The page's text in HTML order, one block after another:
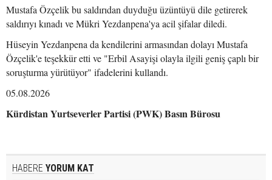
Mustafa Özçelik bu saldırıdan duyduğu üzüntüyü dile getirerek
saldırıyı kınadı ve Mükri Yezdanpena'ya acil şifalar diledi.
Hüseyin Yezdanpena da kendilerini armasından dolayı Mustafa
Özçelik'e teşekkür etti ve "Erbil Asayişi olayla ilgili geniş çaplı bir
soruşturma yürütüyor" ifadelerini kullandı.
05.08.2026
Kürdistan Yurtseverler Partisi (PWK) Basın Bürosu
HABERE YORUM KAT